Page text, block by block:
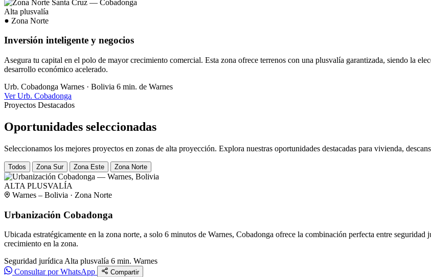
Alta plusvalía
Zona Norte
Inversión inteligente y negocios
Asegura tu capital en el polo de mayor crecimiento comercial. Esta zona ofrece terrenos con una plusvalía garantizada, siendo la
desarrollo económico acelerado.
Urb. Cobadonga Warnes · Bolivia 6 min. de Warnes
Ver Urb. Cobadonga
Proyectos Destacados
Oportunidades seleccionadas
Seleccionamos los mejores proyectos en zonas de alta proyección. Explora nuestras oportunidades destacadas para vivienda,
Todos Zona Sur Zona Este Zona Norte
ALTA PLUSVALÍA
Warnes – Bolivia · Zona Norte
Urbanización Cobadonga
Ubicada estratégicamente en la zona norte, a solo 6 minutos de Warnes, Cobadonga ofrece la combinación perfecta entre
crecimiento en la zona.
Seguridad jurídica Alta plusvalía 6 min. Warnes
Consultar por WhatsApp
Compartir